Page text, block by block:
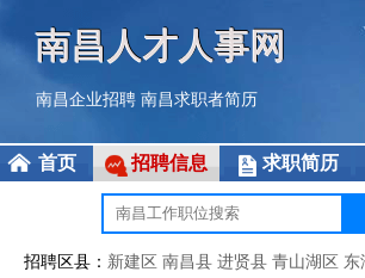
南昌人才人事网
南昌企业招聘 南昌求职者简历
首页 招聘信息 求职简历
招聘区县： 新建区 南昌县 进贤县 青山湖区 东